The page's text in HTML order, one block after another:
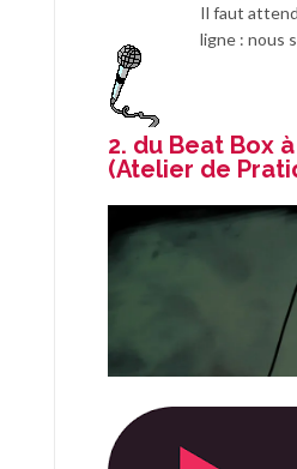
Il faut
ligne : nous
2. du Beat Box
(Atelier de